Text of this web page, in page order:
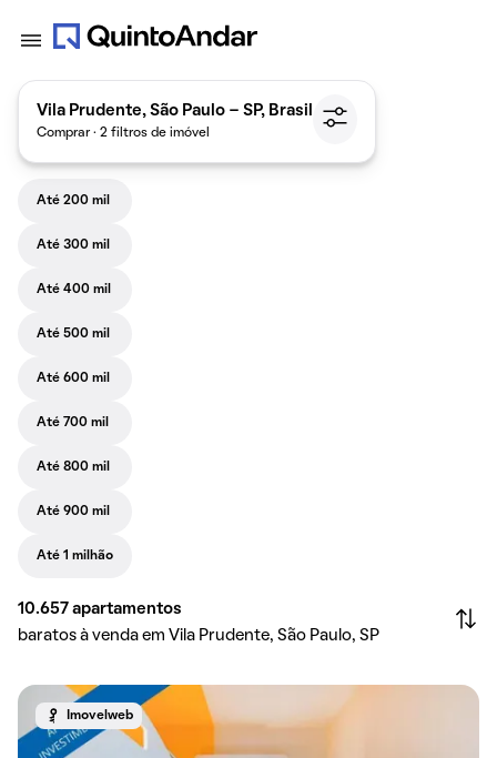
Vila Prudente, São Paulo - SP, Brasil
Comprar · 2 filtros de imóvel
Até 200 mil
Até 300 mil
Até 400 mil
Até 500 mil
Até 600 mil
Até 700 mil
Até 800 mil
Até 900 mil
Até 1 milhão
10.657 apartamentos
baratos à venda em Vila Prudente, São Paulo, SP
Imovelweb